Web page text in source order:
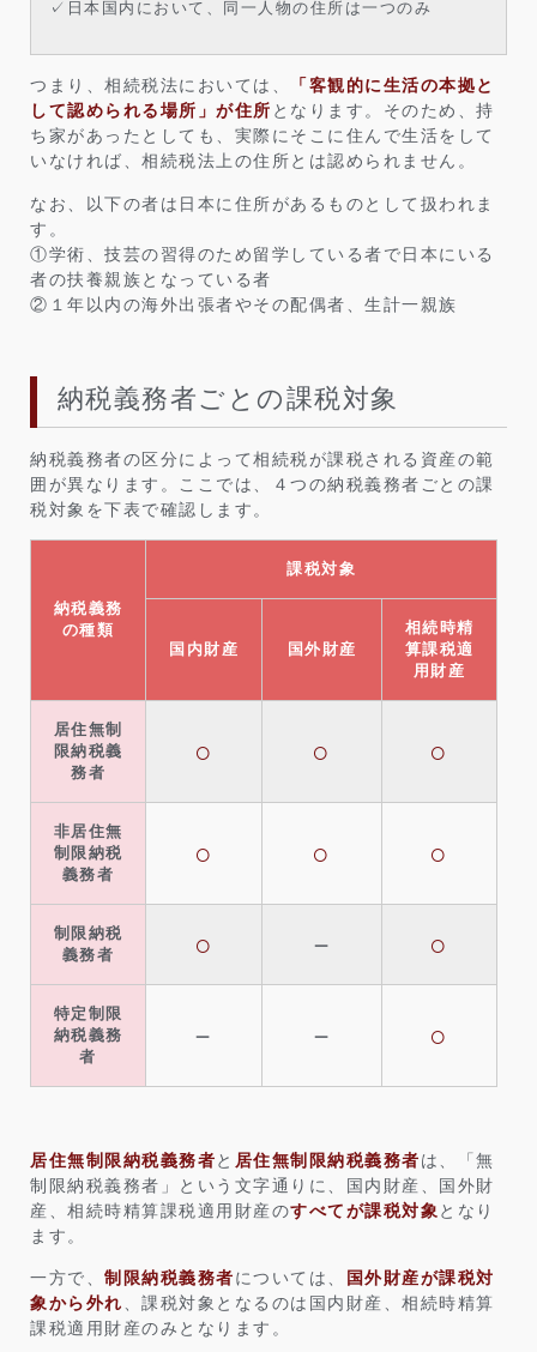
✓日本国内において、同一人物の住所は一つのみ
つまり、相続税法においては、
「客観的に生活の本拠と
して認められる場所」が住所 となります。そのため、持
ち家があったとしても、実際にそこに住んで生活をして
いなければ、相続税法上の住所とは認められません。
なお、以下の者は日本に住所があるものとして扱われま
す。
①学術、技芸の習得のため留学している者で日本にいる
者の扶養親族となっている者
②１年以内の海外出張者やその配偶者、生計一親族
納税義務者ごとの課税対象
納税義務者の区分によって相続税が課税される資産の範
囲が異なります。ここでは、４つの納税義務者ごとの課
税対象を下表で確認します。
納税義務
の種類
課税対象
国内財産 国外財産
相続時精
算課税適
用財産
居住無制
限納税義
務者
○ ○ ○
非居住無
制限納税
義務者
○ ○ ○
制限納税
義務者
○ － ○
特定制限
納税義務
者
－ － ○
居住無制限納税義務者と 居住無制限納税義務者は、「無
制限納税義務者」という文字通りに、国内財産、国外財
産、相続時精算課税適用財産のすべてが課税対象 となり
ます。
一方で、 制限納税義務者については、
国外財産が課税対
象から外れ 、課税対象となるのは国内財産、相続時精算
課税適用財産のみとなります。